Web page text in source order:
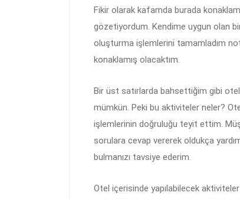
Fikir olarak kafamda burada
gözetiyordum. Kendime uygun olan
oluşturma işlemlerini tamamladım
konaklamış olacaktım.
Bir üst satırlarda bahsettiğim gibi
mümkün. Peki bu aktiviteler neler?
işlemlerinin doğruluğu teyit ettim.
sorulara cevap vererek oldukça
bulmanızı tavsiye ederim.
Otel içerisinde yapılabilecek